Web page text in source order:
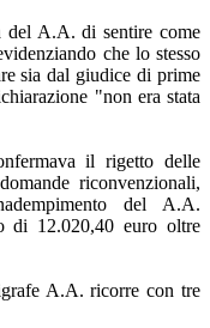
del A.A. di sentire come
che lo stesso
sia dal giudice di prime
"non era stata
il rigetto delle
riconvenzionali,
del A.A.
di 12.020,40 euro oltre
A.A. ricorre con tre